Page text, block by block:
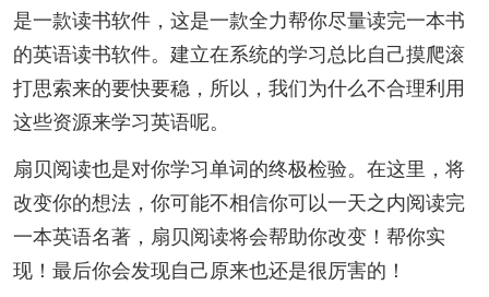
是一款读书软件，这是一款全力帮你尽量读完一本书
的英语读书软件。建立在系统的学习总比自己摸爬滚
打思索来的要快要稳，所以，我们为什么不合理利用
这些资源来学习英语呢。
扇贝阅读也是对你学习单词的终极检验。在这里，将
改变你的想法，你可能不相信你可以一天之内阅读完
一本英语名著，扇贝阅读将会帮助你改变！帮你实
现！最后你会发现自己原来也还是很厉害的！